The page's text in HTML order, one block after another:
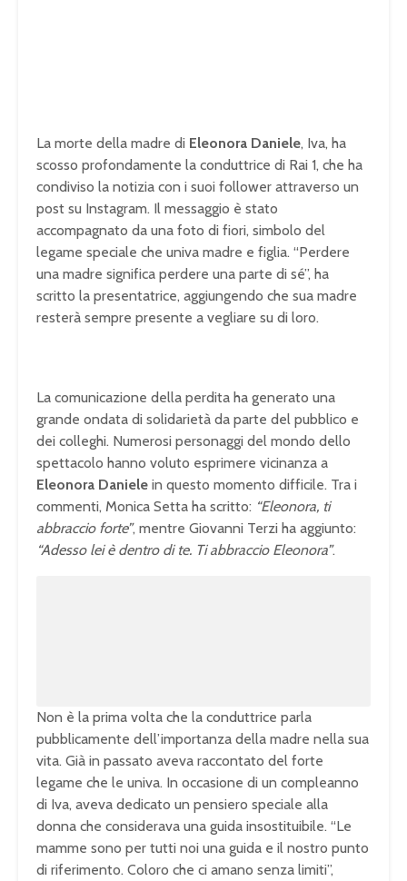
La morte della madre di Eleonora Daniele, Iva, ha
scosso profondamente la conduttrice di Rai 1, che ha
condiviso la notizia con i suoi follower attraverso un
post su Instagram. Il messaggio è stato
accompagnato da una foto di fiori, simbolo del
legame speciale che univa madre e figlia. “Perdere
una madre significa perdere una parte di sé”, ha
scritto la presentatrice, aggiungendo che sua madre
resterà sempre presente a vegliare su di loro.
La comunicazione della perdita ha generato una
grande ondata di solidarietà da parte del pubblico e
dei colleghi. Numerosi personaggi del mondo dello
spettacolo hanno voluto esprimere vicinanza a
Eleonora Daniele in questo momento difficile. Tra i
commenti, Monica Setta ha scritto: “Eleonora, ti
abbraccio forte”, mentre Giovanni Terzi ha aggiunto:
“Adesso lei è dentro di te. Ti abbraccio Eleonora”.
Non è la prima volta che la conduttrice parla
pubblicamente dell’importanza della madre nella sua
vita. Già in passato aveva raccontato del forte
legame che le univa. In occasione di un compleanno
di Iva, aveva dedicato un pensiero speciale alla
donna che considerava una guida insostituibile. “Le
mamme sono per tutti noi una guida e il nostro punto
di riferimento. Coloro che ci amano senza limiti”,